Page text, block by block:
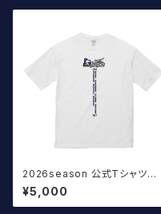
2026season 公式Tシャツ T
ype:A 白（オーバーサイズ）
¥5,000